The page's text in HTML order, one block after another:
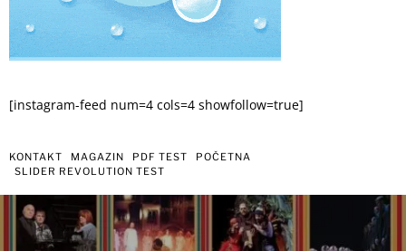
[instagram-feed num=4 cols=4 showfollow=true]
KONTAKT MAGAZIN PDF TEST
POČETNA
SLIDER REVOLUTION TEST